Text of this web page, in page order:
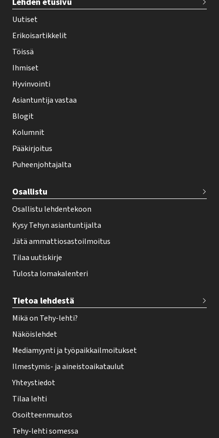
e
h
y
-
e
h
t
i
f
o
t
r
Uutiset
Erikoisartikkelit
Töissä
Ihmiset
Hyvinvointi
Asiantuntija vastaa
Blogit
Kolumnit
Pääkirjoitus
Puheenjohtajalta
Osallistu
Osallistu lehdentekoon
Kysy Tehyn asiantuntijalta
Jätä ammattiosastoilmoitus
Tilaa uutiskirje
Tulosta lomakalenteri
Tietoa lehdestä
Mikä on Tehy-lehti?
Näköislehdet
Mediamyynti ja työpaikkailmoitukset
Ilmestymis- ja aineistoaikataulut
Yhteystiedot
Tilaa lehti
Osoitteenmuutos
Tehy-lehti somessa